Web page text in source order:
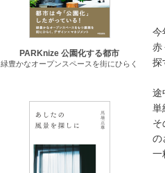
今
赤
探
途
単
そ
の
一
PARKnize 公園化する都市
緑豊かなオープンスペースを街にひらく